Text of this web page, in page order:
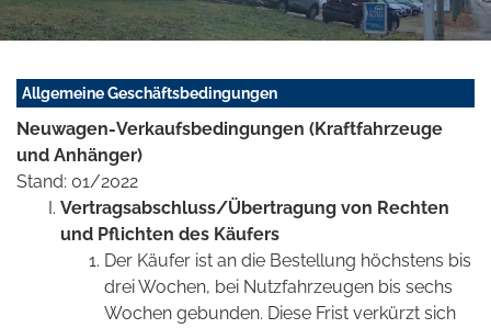
Allgemeine Geschäftsbedingungen
Neuwagen-Verkaufsbedingungen (Kraftfahrzeuge
und Anhänger)
Stand: 01/2022
Vertragsabschluss/Übertragung von Rechten
und Pflichten des Käufers
Der Käufer ist an die Bestellung höchstens bis
drei Wochen, bei Nutzfahrzeugen bis sechs
Wochen gebunden. Diese Frist verkürzt sich